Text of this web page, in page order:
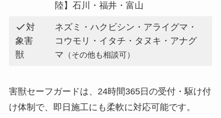
陸】石川・福井・富山
対
象害
獣
ネズミ・ハクビシン・アライグマ・
コウモリ・イタチ・タヌキ・アナグ
マ （その他も相談可）
害獣セーフガードは、24時間365日の受付・駆け付
け体制で、即日施工にも柔軟に対応可能です。